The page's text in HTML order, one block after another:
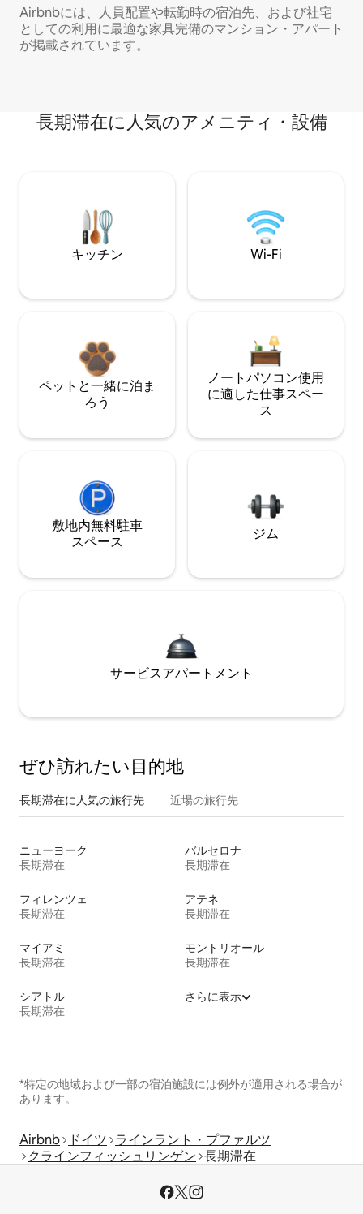
Airbnbには、人員配置や転勤時の宿泊先、および社宅
としての利用に最適な家具完備のマンション・アパート
が掲載されています。
長期滞在に人気のアメニティ・設備
キッチン Wi-Fi
ペットと一緒に泊ま
ろう
ノートパソコン使用
に適した仕事スペー
ス
敷地内無料駐⁠車
ス⁠ペ⁠ー⁠ス
ジム
サービスアパートメント
ぜひ訪⁠れ⁠た⁠い目⁠的⁠地
長期滞在に人気の旅行先 近場の旅行先
ニューヨーク
長期滞在
バルセロナ
長期滞在
フィレンツェ
長期滞在
アテネ
長期滞在
マイアミ
長期滞在
モントリオール
長期滞在
シアトル
長期滞在
さらに表示
*特定の地域および一部の宿泊施設には例外が適用される場合が
あります。
Airbnb ドイツ ラインラント・プファルツ
クラインフィッシュリンゲン 長期滞在